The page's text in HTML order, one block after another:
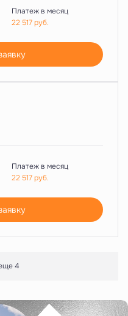
Платеж в месяц
22 517руб.
Платеж в месяц
22 517руб.
4